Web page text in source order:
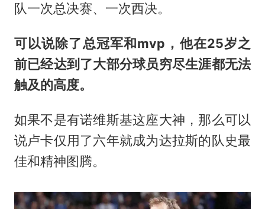
队一次总决赛、一次西决。
可以说除了总冠军和mvp，他在25岁之
前已经达到了大部分球员穷尽生涯都无法
触及的高度。
如果不是有诺维斯基这座大神，那么可以
说卢卡仅用了六年就成为达拉斯的队史最
佳和精神图腾。